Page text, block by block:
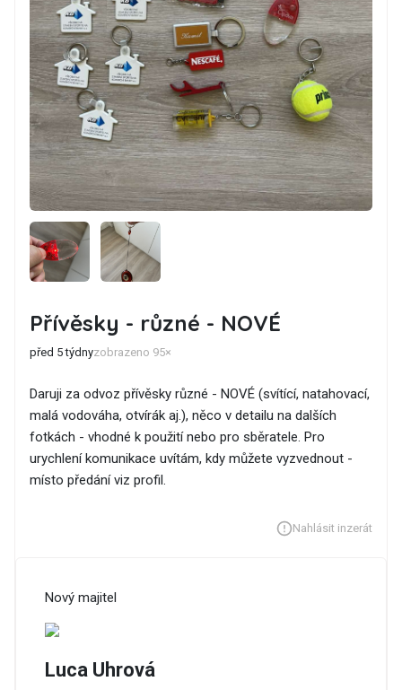
Přívěsky - různé - NOVÉ
před 5 týdnyzobrazeno 95×
Daruji za odvoz přívěsky různé - NOVÉ (svítící, natahovací,
malá vodováha, otvírák aj.), něco v detailu na dalších
fotkách - vhodné k použití nebo pro sběratele. Pro
urychlení komunikace uvítám, kdy můžete vyzvednout -
místo předání viz profil.
Nahlásit inzerát
Nový majitel
Luca Uhrová